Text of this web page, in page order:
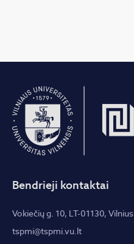
Bendrieji kontaktai
Vokiečių g. 10, LT-01130, Vilnius
tspmi@tspmi.vu.lt